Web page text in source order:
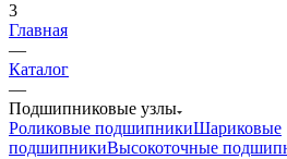
3
Главная
—
Каталог
—
Подшипниковые узлы
Роликовые подшипникиШариковые
подшипникиВысокоточные